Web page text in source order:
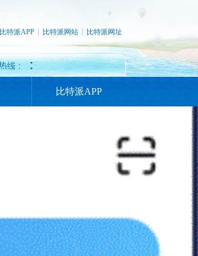
比特派网址
比特派网站
比特派APP
：
比特派APP